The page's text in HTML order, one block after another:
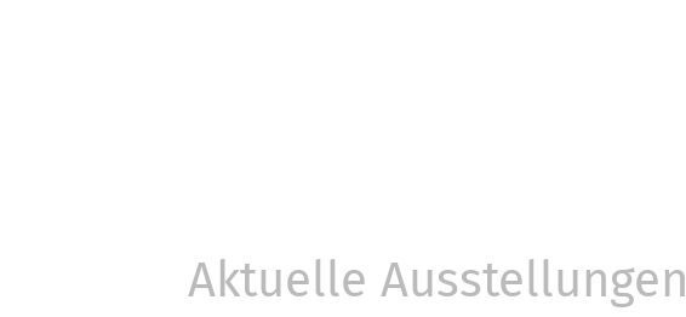
Aktuelle Ausstellungen